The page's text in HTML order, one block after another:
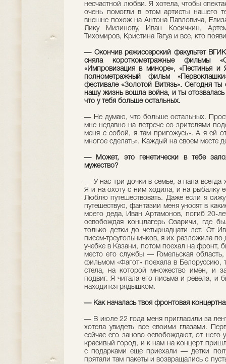
несчастной любви. Я хотела, чтобы
очень помогли в этом артисты нашего
внешне похож на Антона Павловича,
Лику Мизинову, Иван Косичкин,
Тихомиров, Кристина Гагуа и все, кто
— Окончив режиссерский факультет
сняла короткометражные фильмы
«Импровизация в миноре», «Пестинья и
полнометражный фильм
фестивале «Золотой Витязь». Сегодня
нашу жизнь вошла война, и ты
что у тебя больше остальных.
— Не думаю, что больше остальных.
мне недавно на встрече со зрителями
меня с собой, я там пригожусь». А я ей
многое сделать». Каждый на своем месте
— Может, это генетически в тебе
мужество?
— У нас три дочки в семье, а папа всегда
Я и на охоту с ним ходила, и на рыбалку
Люблю путешествовать. Даже если я
путешествую, фантазии меня уносят в
моего деда, Иван Артамонов, погиб 20-
освобождая концлагерь Озаричи, где
только детки до четырнадцати лет. От
писем-треугольничков, я их разложила
учебке в Казани, потом поехал на фронт,
место его службы — Гомельская
фильмом «Фагот» поехала в Белоруссию,
стела, на которой множество имен, и
подвиг. Я читала его письма и ревела, и
находится рядышком.
— Как началась твоя фронтовая
— В июле 22 года меня пригласили за
хотела увидеть все своими глазами.
сейчас его заново освобождают, от него
красивый город, и к нам на концерт
с подарками еще приехали — детки
прятали там пакеты и возвращались с